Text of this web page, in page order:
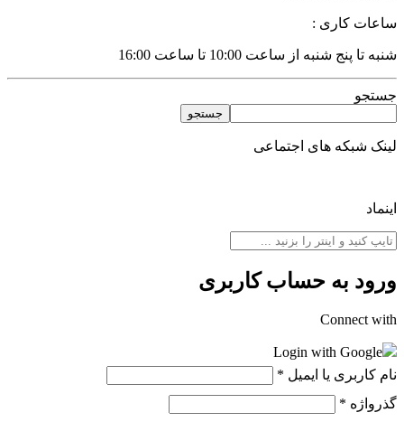
کاری :
تا پنج شنبه از ساعت 10:00 تا ساعت 16:00
جستجو
شبکه های اجتماعی
به حساب کاربری
Connect
Login with Google
کاربری یا ایمیل*
*